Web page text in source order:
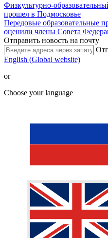
Физкультурно-
прошел в Подмосковье
Передовые образовательные
оценили члены Совета
Отправить новость на почту
English (Global website)
or
Choose your language